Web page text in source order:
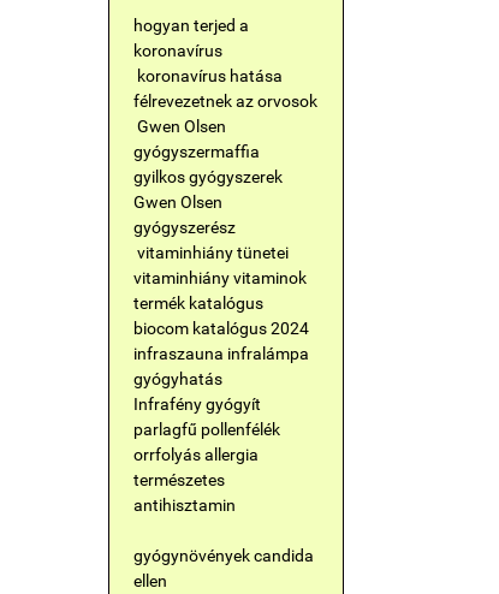
hogyan terjed a
koronavírus
koronavírus hatása
félrevezetnek az orvosok
Gwen Olsen
gyógyszermaffia
gyilkos gyógyszerek
Gwen Olsen
gyógyszerész
vitaminhiány tünetei
vitaminhiányvitaminok
termék katalógus
biocom katalógus 2024
infraszauna infralámpa
gyógyhatás
Infrafény gyógyít
parlagfű pollenfélék
orrfolyásallergia
természetes
antihisztamin
gyógynövények candida
ellen